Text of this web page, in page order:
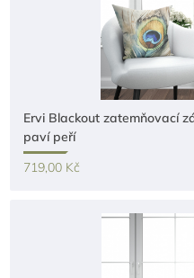
Ervi Blackout zatemňovací
paví peří
719,00 Kč